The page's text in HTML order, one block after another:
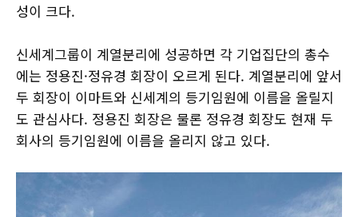
성이 크다.
신세계그룹이 계열분리에 성공하면 각 기업집단의 총수
에는 정용진·정유경 회장이 오르게 된다. 계열분리에 앞서
두 회장이 이마트와 신세계의 등기임원에 이름을 올릴지
도 관심사다. 정용진 회장은 물론 정유경 회장도 현재 두
회사의 등기임원에 이름을 올리지 않고 있다.